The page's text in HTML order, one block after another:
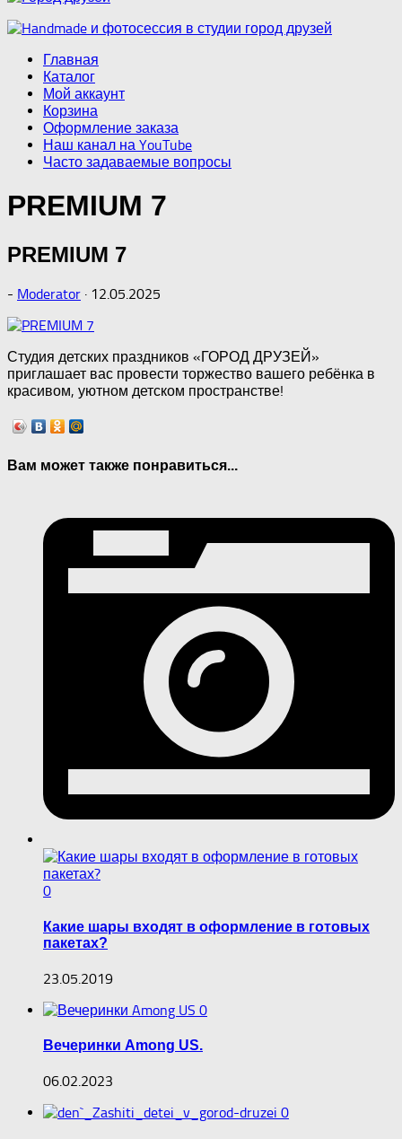
Главная
Каталог
Мой аккаунт
Корзина
Оформление заказа
Наш канал на YouTube
Часто задаваемые вопросы
PREMIUM 7
PREMIUM 7
- Moderator · 12.05.2025
Студия детских праздников «ГОРОД ДРУЗЕЙ»
приглашает вас провести торжество вашего ребёнка в
красивом, уютном детском пространстве!
Вам может также понравиться...
0
Какие шары входят в оформление в готовых
пакетах?
23.05.2019
0
Вечеринки Among US.
06.02.2023
0